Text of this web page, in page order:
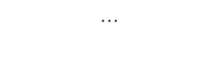
***